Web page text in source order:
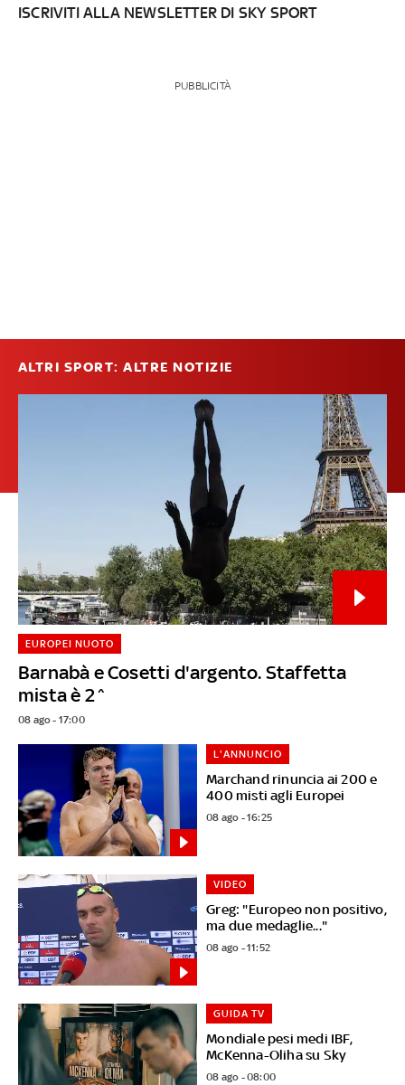
ISCRIVITI ALLA NEWSLETTER DI SKY SPORT
PUBBLICITÀ
ALTRI SPORT: ALTRE NOTIZIE
Barnabà e Cosetti d'argento. Staffetta
mista è 2^
EUROPEI NUOTO
08 ago - 17:00
Marchand rinuncia ai 200 e
400 misti agli Europei
L'ANNUNCIO
08 ago - 16:25
Greg: "Europeo non positivo,
ma due medaglie..."
VIDEO
08 ago - 11:52
Mondiale pesi medi IBF,
McKenna-Oliha su Sky
GUIDA TV
08 ago - 08:00